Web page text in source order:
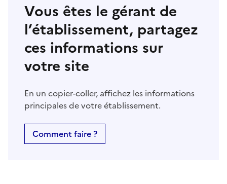
Vous êtes le gérant de
l’établissement, partagez
ces informations sur
votre site
En un copier-coller, affichez les informations
principales de votre établissement.
Comment faire ?